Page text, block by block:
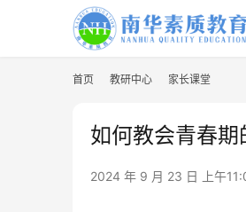
首页 教研中心 家长课堂
如何教会青春
2024 年 9 月 23 日 上午